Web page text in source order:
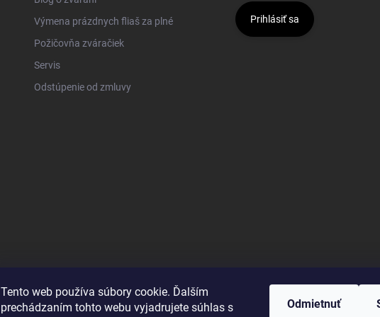
Tento web používa súbory cookie. Ďalším
prechádzaním tohto webu vyjadrujete súhlas s
Odmietnuť
Výmena prázdnych fliaš za plné
Požičovňa zváračiek
Servis
Odstúpenie od zmluvy
Prihlásiť sa